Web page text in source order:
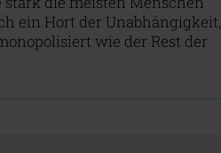
ein Hort der Unabhängigkeit,
wie der Rest der